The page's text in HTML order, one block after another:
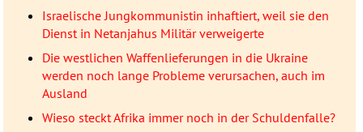
Israelische Jungkommunistin inhaftiert, weil sie den
Dienst in Netanjahus Militär verweigerte
Die westlichen Waffenlieferungen in die Ukraine
werden noch lange Probleme verursachen, auch im
Ausland
Wieso steckt Afrika immer noch in der Schuldenfalle?